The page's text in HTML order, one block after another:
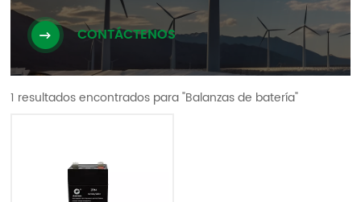
CONTÁCTENOS
1 resultados encontrados para "Balanzas de batería"